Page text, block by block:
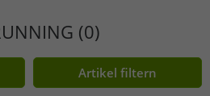
(0)
Artikel filtern